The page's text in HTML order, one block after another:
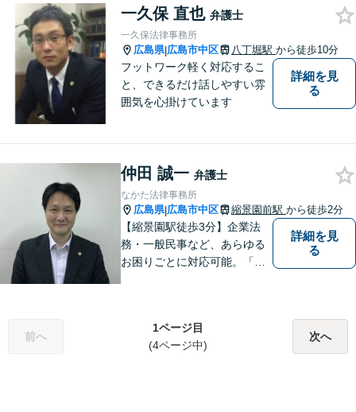
動がモットー。身近な頼れる
弁護士として依頼者さまにし
っかりと寄り添います。
一久保 直也 弁護士
一久保法律事務所
広島県|広島市中区 八丁堀駅 から徒歩10分
フットワーク軽く対応するこ
と、できるだけ話しやすい雰
囲気を心掛けています
詳細を見
る
仲田 誠一 弁護士
なかた法律事務所
広島県|広島市中区 縮景園前駅 から徒歩2分
【縮景園駅徒歩3分】企業法
務・一般民事など、あらゆる
お困りごとに対応可能。「実
対応可】
詳細を見
る
前へ
1ページ目
(4ページ中)
次へ